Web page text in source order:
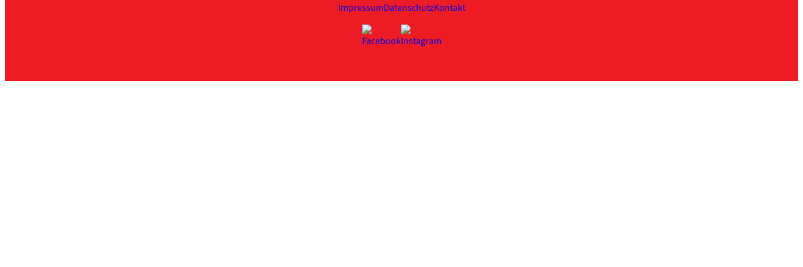
ImpressumDatenschutzKontakt